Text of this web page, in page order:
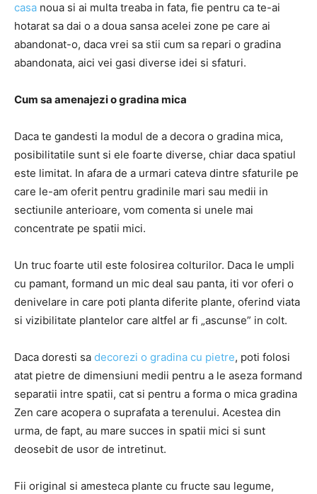
casa noua si ai multa treaba in fata, fie pentru ca te-ai
hotarat sa dai o a doua sansa acelei zone pe care ai
abandonat-o, daca vrei sa stii cum sa repari o gradina
abandonata, aici vei gasi diverse idei si sfaturi.
Cum sa amenajezi o gradina mica
Daca te gandesti la modul de a decora o gradina mica,
posibilitatile sunt si ele foarte diverse, chiar daca spatiul
este limitat. In afara de a urmari cateva dintre sfaturile pe
care le-am oferit pentru gradinile mari sau medii in
sectiunile anterioare, vom comenta si unele mai
concentrate pe spatii mici.
Un truc foarte util este folosirea colturilor. Daca le umpli
cu pamant, formand un mic deal sau panta, iti vor oferi o
denivelare in care poti planta diferite plante, oferind viata
si vizibilitate plantelor care altfel ar fi „ascunse” in colt.
Daca doresti sa decorezi o gradina cu pietre, poti folosi
atat pietre de dimensiuni medii pentru a le aseza formand
separatii intre spatii, cat si pentru a forma o mica gradina
Zen care acopera o suprafata a terenului. Acestea din
urma, de fapt, au mare succes in spatii mici si sunt
deosebit de usor de intretinut.
Fii original si amesteca plante cu fructe sau legume,